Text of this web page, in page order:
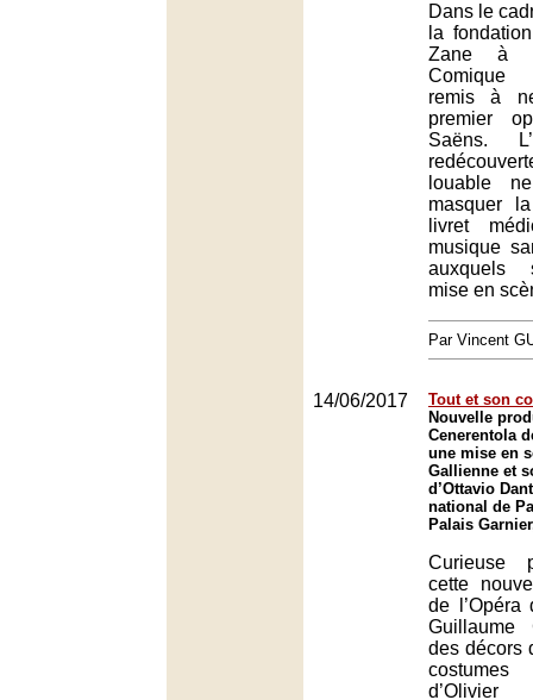
Dans le
la
Zane à
Comique
remis à
premier
Saëns.
louable
masquer
livret
musique
auxquels
mise en
Par Vincent
14/06/2017
Tout et son
Nouvelle
Cenerentola
une mise en
Gallienne et
d’Ottavio
national de
Palais
Curieuse
cette
de l’Opéra
Guillaume
des décors